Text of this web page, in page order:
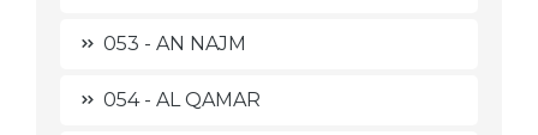
053 - AN NAJM
054 - AL QAMAR